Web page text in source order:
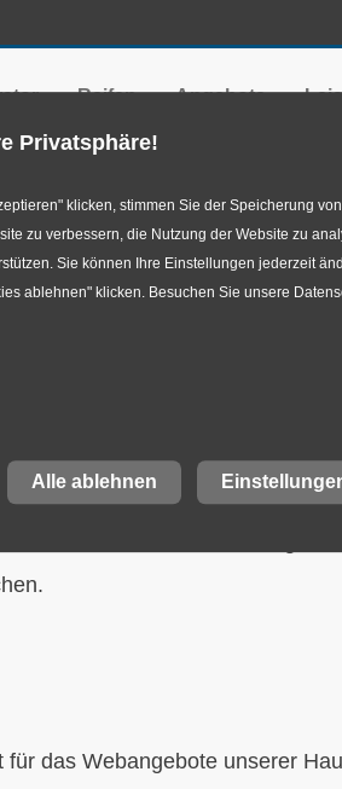
Privatsphäre!
klicken, stimmen Sie der Speicherung
zu verbessern, die Nutzung der Website zu
Sie können Ihre Einstellungen jederzeit
ablehnen" klicken. Besuchen Sie unsere
Alle ablehnen
Reifen Angebote
diese Website im Einklang
das Webangebote unserer